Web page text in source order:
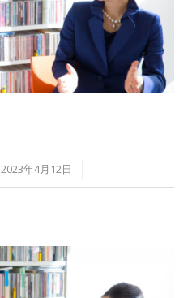
2023年4月12日